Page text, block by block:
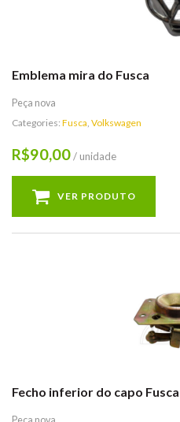
Emblema mira do Fusca
Peça nova
Categories: Fusca, Volkswagen
R$90,00/ unidade
VER PRODUTO
Fecho inferior do capo